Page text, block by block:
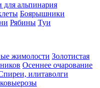
для альпинария
Боярышники
Рябины Туи
жимолости Золотистая
Осеннее очарование
илитаволги